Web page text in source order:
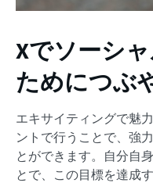
Xでソーシ
ためにつぶ
エキサイティングで魅
ントで行うことで、強
とができます。自分自
とで、この目標を達成